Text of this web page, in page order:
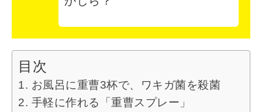
目次
お風呂に重曹3杯で、ワキガ菌を殺菌
手軽に作れる「重曹スプレー」